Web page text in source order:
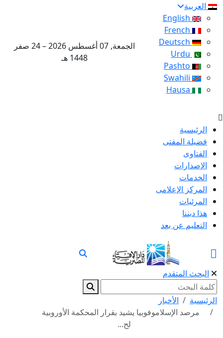
العربية
الجمعة, 07 أغسطس 2026 – 24 صفر
1448 هـ
الرئيسية
فضيلة المفتى
الفتاوى
الإصدارات
الخدمات
المركز الإعلامى
المرئيات
هذا ديننا
التعليم عن بعد
البحث المتقدم
الرئيسية
الأخبار
مرصد الإسلاموفوبيا يشيد بقرار المحكمة الأوروبية
لح...